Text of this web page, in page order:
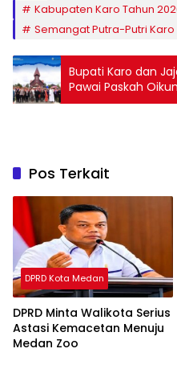
Kabupaten Karo Tahun
Semangat Putra-Putri Karo
Bupati Karo dan
Pawai Paskah
Tahun 2026
Pos Terkait
DPRD Kota Medan
DPRD Minta Walikota Serius
Astasi Kemacetan Menuju
Medan Zoo